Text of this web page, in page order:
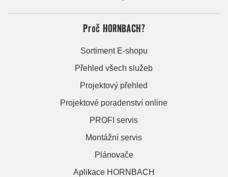
Proč HORNBACH?
Sortiment E-shopu
Přehled všech služeb
Projektový přehled
Projektové poradenství online
PROFI servis
Montážní servis
Plánovače
Aplikace HORNBACH